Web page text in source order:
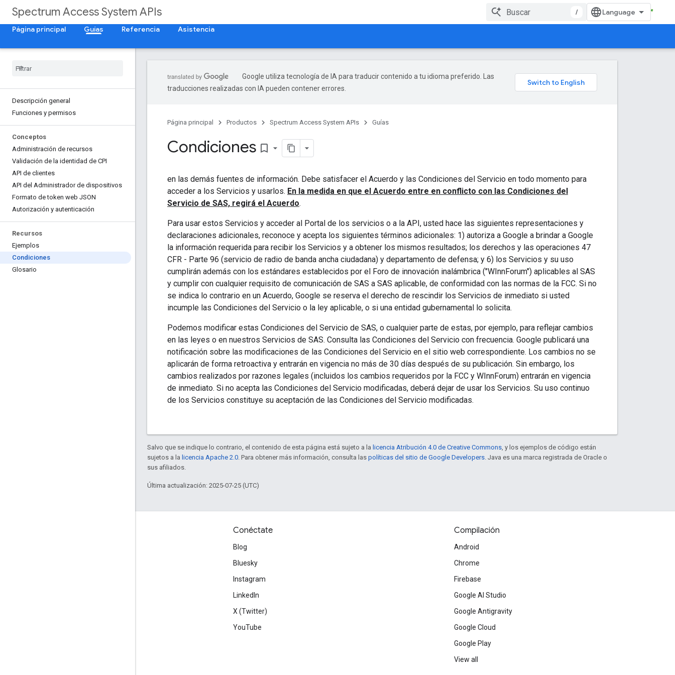
Spectrum Access System APIs
/
Página principal
Guías Referencia Asistencia
Descripción general
Funciones y permisos
Conceptos
Administración de recursos
Validación de la identidad de CPI
API de clientes
API del Administrador de dispositivos
Formato de token web JSON
Autorización y autenticación
Recursos
Ejemplos
Condiciones
Glosario
Google utiliza tecnología de IA para traducir contenido a tu idioma preferido. Las
traducciones realizadas con IA pueden contener errores.
Página principal Productos Spectrum Access System APIs Guías
Condiciones bookmark_border
en las demás fuentes de información. Debe satisfacer el Acuerdo y las Condiciones del Servicio en todo momento para
acceder a los Servicios y usarlos. En la medida en que el Acuerdo entre en conflicto con las Condiciones del
Servicio de SAS, regirá el Acuerdo.
Para usar estos Servicios y acceder al Portal de los servicios o a la API, usted hace las siguientes representaciones y
declaraciones adicionales, reconoce y acepta los siguientes términos adicionales: 1) autoriza a Google a brindar a Google
la información requerida para recibir los Servicios y a obtener los mismos resultados; los derechos y las operaciones 47
CFR - Parte 96 (servicio de radio de banda ancha ciudadana) y departamento de defensa; y 6) los Servicios y su uso
cumplirán además con los estándares establecidos por el Foro de innovación inalámbrica ("WInnForum") aplicables al SAS
y cumplir con cualquier requisito de comunicación de SAS a SAS aplicable, de conformidad con las normas de la FCC. Si no
se indica lo contrario en un Acuerdo, Google se reserva el derecho de rescindir los Servicios de inmediato si usted
incumple las Condiciones del Servicio o la ley aplicable, o si una entidad gubernamental lo solicita.
Podemos modificar estas Condiciones del Servicio de SAS, o cualquier parte de estas, por ejemplo, para reflejar cambios
en las leyes o en nuestros Servicios de SAS. Consulta las Condiciones del Servicio con frecuencia. Google publicará una
notificación sobre las modificaciones de las Condiciones del Servicio en el sitio web correspondiente. Los cambios no se
aplicarán de forma retroactiva y entrarán en vigencia no más de 30 días después de su publicación. Sin embargo, los
cambios realizados por razones legales (incluidos los cambios requeridos por la FCC y WInnForum) entrarán en vigencia
de inmediato. Si no acepta las Condiciones del Servicio modificadas, deberá dejar de usar los Servicios. Su uso continuo
de los Servicios constituye su aceptación de las Condiciones del Servicio modificadas.
Salvo que se indique lo contrario, el contenido de esta página está sujeto a la licencia Atribución 4.0 de Creative Commons , y los ejemplos de código están
sujetos a la licencia Apache 2.0 . Para obtener más información, consulta las políticas del sitio de Google Developers . Java es una marca registrada de Oracle o
sus afiliados.
Última actualización: 2025-07-25 (UTC)
Conéctate
Blog
Bluesky
Instagram
LinkedIn
X (Twitter)
YouTube
Compilación
Android
Chrome
Firebase
Google AI Studio
Google Antigravity
Google Cloud
Google Play
View all